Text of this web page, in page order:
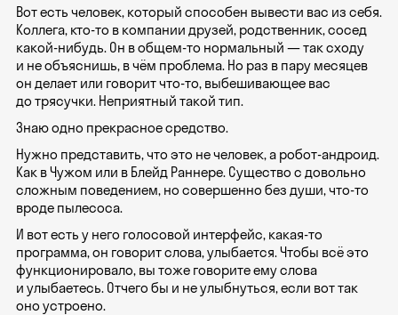
Вот есть человек, который способен вывести вас из себя.
Коллега, кто-то в компании друзей, родственник, сосед
какой-нибудь. Он в общем-то нормальный — так сходу
и не объяснишь, в чём проблема. Но раз в пару месяцев
он делает или говорит что-то, выбешивающее вас
до трясучки. Неприятный такой тип.
Знаю одно прекрасное средство.
Нужно представить, что это не человек, а робот-андроид.
Как в Чужом или в Блейд Раннере. Существо с довольно
сложным поведением, но совершенно без души, что-то
вроде пылесоса.
И вот есть у него голосовой интерфейс, какая-то
программа, он говорит слова, улыбается. Чтобы всё это
функционировало, вы тоже говорите ему слова
и улыбаетесь. Отчего бы и не улыбнуться, если вот так
оно устроено.